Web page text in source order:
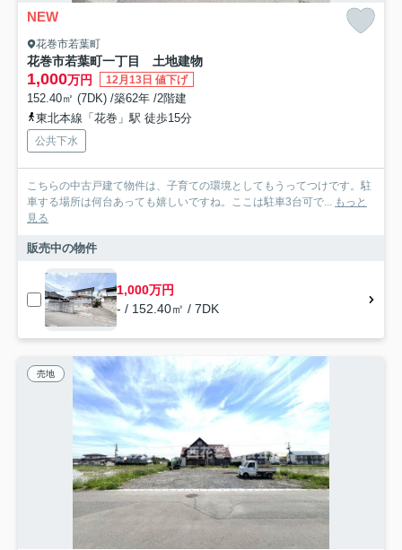
NEW
花巻市若葉町
花巻市若葉町一丁目 土地建物
1,000万円 12月13日 値下げ
152.40㎡ (7DK) /築62年 /2階建
東北本線「花巻」駅 徒歩15分
公共下水
こちらの中古戸建て物件は、子育ての環境としてもうってつけです。駐
車する場所は何台あっても嬉しいですね。ここは駐車3台可で... もっと
見る
販売中の物件
1,000万円
- / 152.40㎡ / 7DK
売地